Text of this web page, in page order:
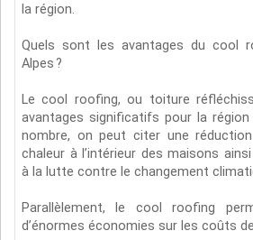
la région.
Quels sont les avantages du cool
Alpes ?
Le cool roofing, ou toiture
avantages significatifs pour la région
nombre, on peut citer une
chaleur à l’intérieur des maisons
à la lutte contre le changement
Parallèlement, le cool roofing
d’énormes économies sur les coûts